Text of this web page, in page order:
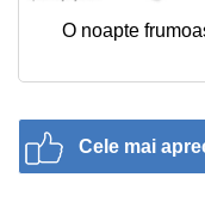
O noapte
Cele mai